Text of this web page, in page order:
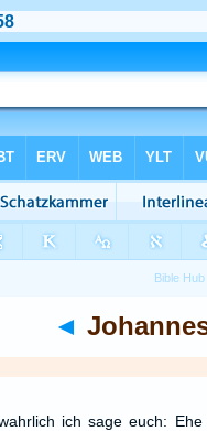
◄
ich sage euch: Ehe